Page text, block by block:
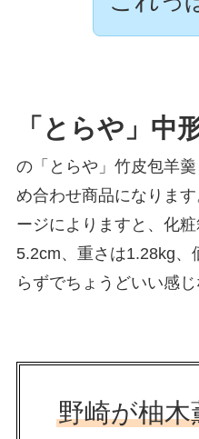
「とらや」中
の「とらや」竹皮包羊
め合わせ商品になりま
ージによりますと、化
5.2cm、重さは1.28kg
らずでちょうどいい感じ
野崎が柚